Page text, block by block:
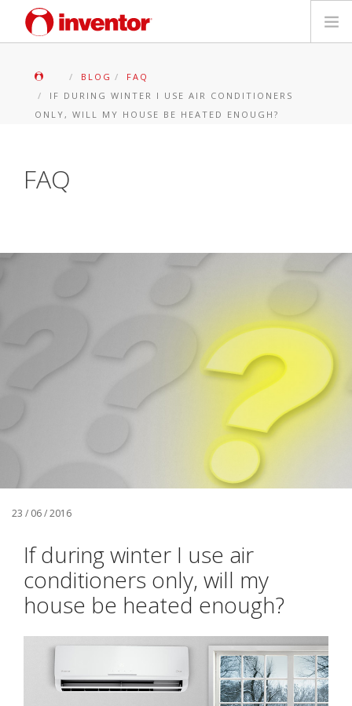
Trova un punto vendita
BLOG
FAQ
IF DURING WINTER I USE AIR CONDITIONERS
ONLY, WILL MY HOUSE BE HEATED ENOUGH?
FAQ
23 / 06 / 2016
If during winter I use air
conditioners only, will my
house be heated enough?